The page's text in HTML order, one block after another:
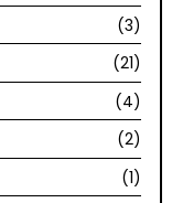
(3)
(21)
(4)
(2)
(1)